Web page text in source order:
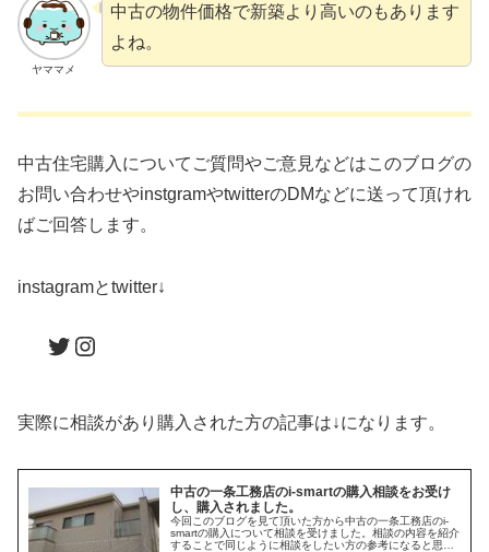
ヤママメ
中古の物件価格で新築より高いのもあります
よね。
中古住宅購入についてご質問やご意見などはこのブログの
お問い合わせやinstgramやtwitterのDMなどに送って頂けれ
ばご回答します。
instagramとtwitter↓
Twitter
Instagram
実際に相談があり購入された方の記事は↓になります。
中古の一条工務店のi-smartの購入相談をお受け
し、購入されました。
今回このブログを見て頂いた方から中古の一条工務店のi-
smartの購入について相談を受けました。相談の内容を紹介
することで同じように相談をしたい方の参考になると思い